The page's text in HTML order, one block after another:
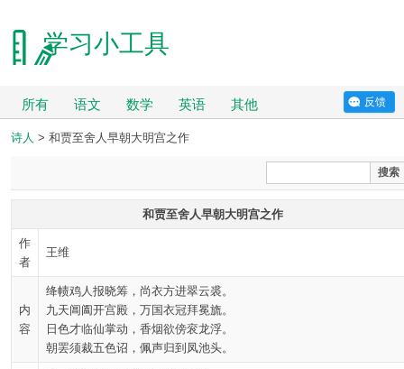
学习小工具
所有 语文 数学 英语 其他 反馈
诗人 > 和贾至舍人早朝大明宫之作
搜索
和贾至舍人早朝大明宫之作
作
者
王维
内
容
绛帻鸡人报晓筹，尚衣方进翠云裘。
九天阊阖开宫殿，万国衣冠拜冕旒。
日色才临仙掌动，香烟欲傍衮龙浮。
朝罢须裁五色诏，佩声归到凤池头。